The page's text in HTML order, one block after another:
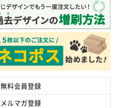
無料会員登録
メルマガ登録